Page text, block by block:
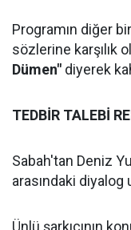
Programın diğer
sözlerine karşılık
Dümen" diyerek
TEDBİR TALEBİ
Sabah'tan Deniz
arasındaki diyalog
Ünlü şarkıcının